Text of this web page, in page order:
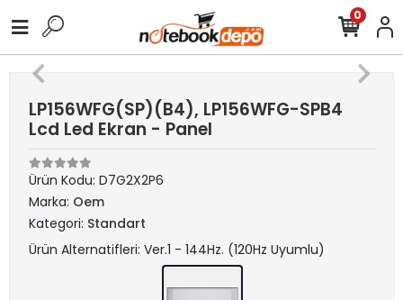
0
LP156WFG(SP)(B4), LP156WFG-SPB4
Lcd Led Ekran - Panel
Ürün Kodu: D7G2X2P6
Marka: Oem
Kategori: Standart
Ürün Alternatifleri: Ver.1 - 144Hz. (120Hz Uyumlu)